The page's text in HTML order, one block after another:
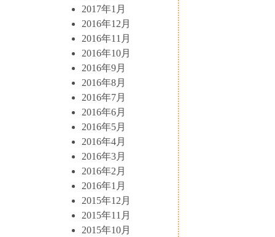
2017年1月
2016年12月
2016年11月
2016年10月
2016年9月
2016年8月
2016年7月
2016年6月
2016年5月
2016年4月
2016年3月
2016年2月
2016年1月
2015年12月
2015年11月
2015年10月